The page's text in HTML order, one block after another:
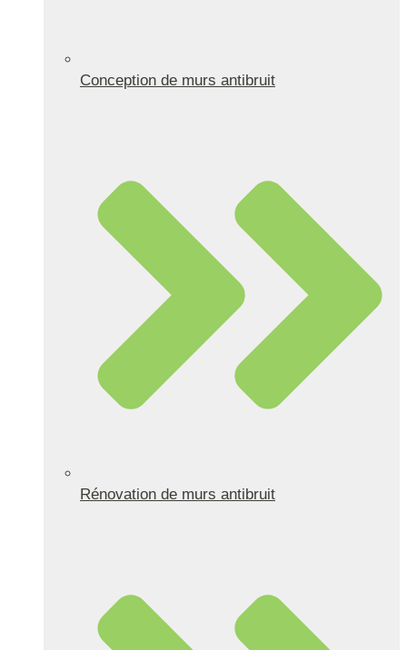
Conception de murs antibruit
Rénovation de murs antibruit